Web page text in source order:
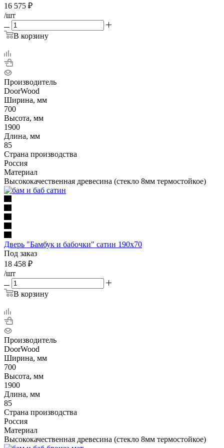
16 575 ₽
/шт
В корзину
Производитель
DoorWood
Ширина, мм
700
Высота, мм
1900
Длина, мм
85
Страна производства
Россия
Материал
Высококачественная древесина (стекло 8мм термостойкое)
Дверь "Бамбук и бабочки" сатин 190х70
Под заказ
18 458 ₽
/шт
В корзину
Производитель
DoorWood
Ширина, мм
700
Высота, мм
1900
Длина, мм
85
Страна производства
Россия
Материал
Высококачественная древесина (стекло 8мм термостойкое)